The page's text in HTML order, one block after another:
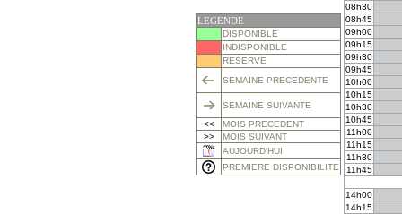
LEGENDE
DISPONIBLE
INDISPONIBLE
RESERVE
SEMAINE PRECEDENTE
SEMAINE SUIVANTE
<<
MOIS PRECEDENT
>>
MOIS SUIVANT
AUJOURD'HUI
PREMIERE DISPONIBILITE
08h30
08h45
09h00
09h15
09h30
09h45
10h00
10h15
10h30
10h45
11h00
11h15
11h30
11h45
14h00
14h15